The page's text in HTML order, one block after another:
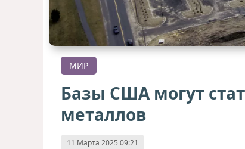
МИР
Базы США могут
металлов
11 Марта 2025 09:21